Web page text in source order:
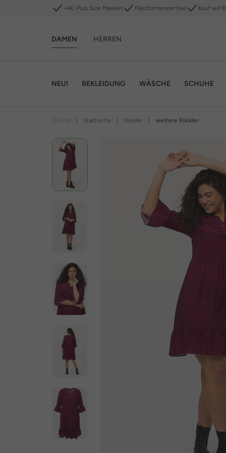
+40 Plus Size Marken Passformexpertise Kauf auf
DAMEN HERREN
NEU! BEKLEIDUNG WÄSCHE SCHUHE
Startseite Kleider weitere Kleider